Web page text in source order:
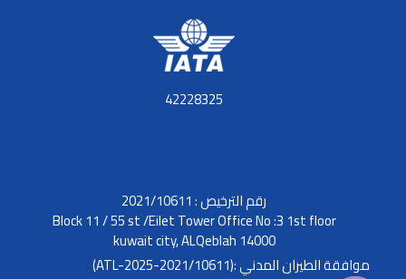
42228325
رقم الترخيص : 2021/10611
Block 11 / 55 st /Eilet Tower Office No :3 1st floor
kuwait city, ALQeblah 14000
موافقة الطيران المدني :(2021/10611-ATL-2025)